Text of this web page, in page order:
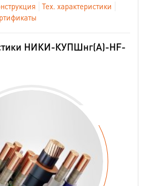
Тех. характеристики
НИКИ-КУПШнг(А)-HF-